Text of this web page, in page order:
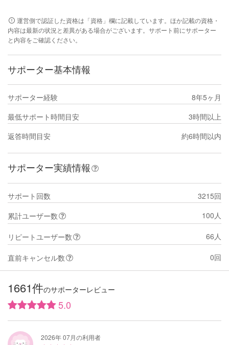
運営側で認証した資格は「資格」欄に記載しています。ほか記載の資格・
内容は最新の状況と差異がある場合がございます。サポート前にサポーター
と内容をご確認ください。
サポーター基本情報
サポーター経験
8年5ヶ月
最低サポート時間目安
3時間以上
返答時間目安
約6時間以内
サポーター実績情報
サポート回数
3215回
累計ユーザー数
100人
リピートユーザー数 66人
直前キャンセル数 0回
1661件のサポーターレビュー
5.0
2026年 07月の利用者